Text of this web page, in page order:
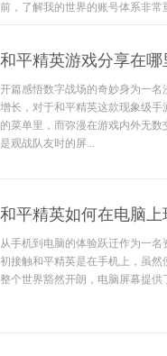
前，了解我的世界的账号体系非常
和平精英游戏分享在
开篇感悟数字战场的奇妙身为一
增长，对于和平精英这款现象级
的菜单里，而弥漫在游戏内外无
是观战队友时的屏...
和平精英如何在电脑
从手机到电脑的体验跃迁作为一
初接触和平精英是在手机上，虽
整个世界豁然开朗，电脑屏幕提